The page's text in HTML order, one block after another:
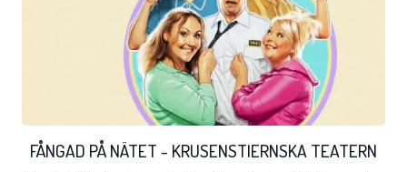
FÅNGAD PÅ NÄTET - KRUSENSTIERNSKA TEATERN